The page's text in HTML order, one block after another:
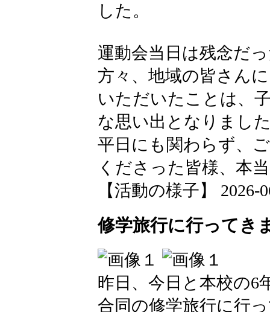
した。
運動会当日は残念だ
方々、地域の皆さん
いただいたことは、
な思い出となりまし
平日にも関わらず、
くださった皆様、本
【活動の様子】 2026-
修学旅行に行ってき
昨日、今日と本校の6
合同の修学旅行に行